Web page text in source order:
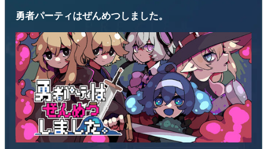
勇者パーティはぜんめつしました。